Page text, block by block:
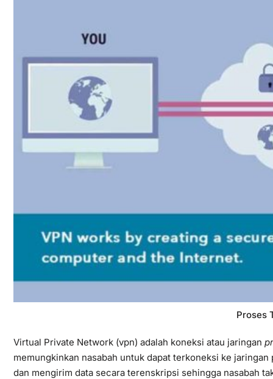
Proses
Virtual Private Network (vpn) adalah koneksi atau jaringan
memungkinkan nasabah untuk dapat terkoneksi ke
dan mengirim data secara terenskripsi sehingga nasabah